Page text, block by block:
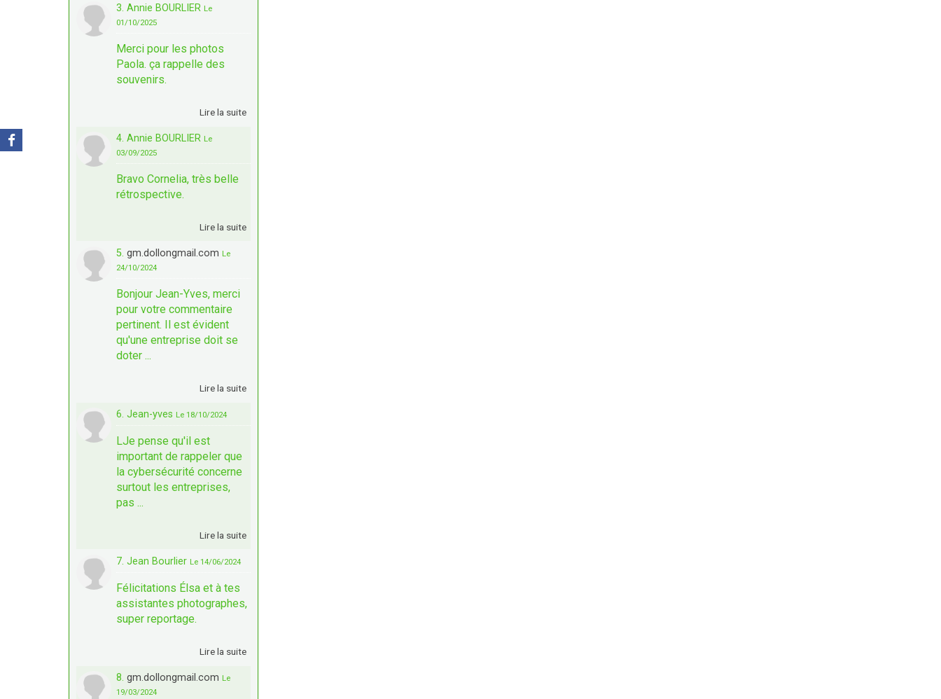
3. Annie BOURLIER Le
01/10/2025
Merci pour les photos
Paola. ça rappelle des
souvenirs.
Lire la suite
4. Annie BOURLIER Le
03/09/2025
Bravo Cornelia, très belle
rétrospective.
Lire la suite
5. gm.dollongmail.com Le
24/10/2024
Bonjour Jean-Yves, merci
pour votre commentaire
pertinent. Il est évident
qu'une entreprise doit se
doter ...
Lire la suite
6. Jean-yves Le 18/10/2024
LJe pense qu'il est
important de rappeler que
la cybersécurité concerne
surtout les entreprises,
pas ...
Lire la suite
7. Jean Bourlier Le 14/06/2024
Félicitations Élsa et à tes
assistantes photographes,
super reportage.
Lire la suite
8. gm.dollongmail.com Le
19/03/2024